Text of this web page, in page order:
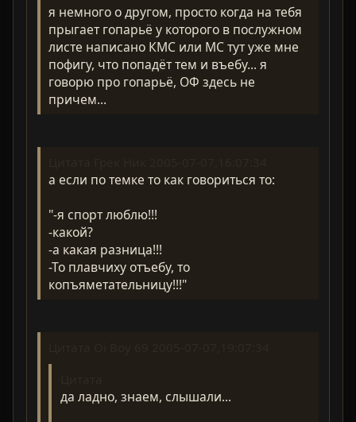
я немного о другом, просто когда на тебя
прыгает гопарьё у которого в послужном
листе написано КМС или МС тут уже мне
пофигу, что попадёт тем и въебу... я
говорю про гопарьё, ОФ здесь не
причем...
а если по темке то как говориться то:
"-я спорт люблю!!!
-какой?
-а какая разница!!!
-То плавчиху отъебу, то
копъяметательницу!!!"
да ладно, знаем, слышали...